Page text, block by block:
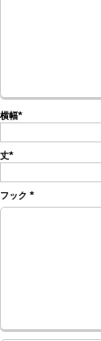
横幅
須)
丈
須)
フック
(必